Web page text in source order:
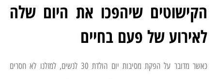
הקישוטים שיהפכו את היום שלה
לאירוע של פעם בחיים
כאשר מדובר על הפקת מסיבות יום הולדת 30 לנשים, למזלנו לא חסרים